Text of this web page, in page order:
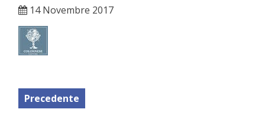
14 Novembre 2017
Precedente